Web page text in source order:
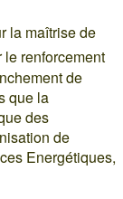
la maîtrise de
le renforcement
de
que la
des
de
Energétiques,